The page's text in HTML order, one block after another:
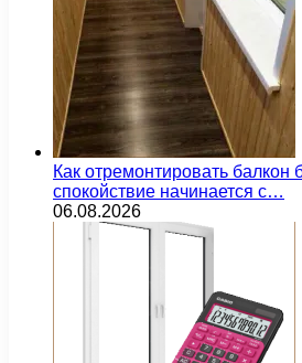
Как отремонтировать балкон
спокойствие начинается с…
06.08.2026